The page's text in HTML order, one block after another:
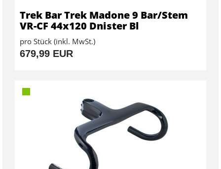
Trek Bar Trek Madone 9 Bar/Stem
VR-CF 44x120 Dnister Bl
pro Stück (inkl. MwSt.)
679,99 EUR